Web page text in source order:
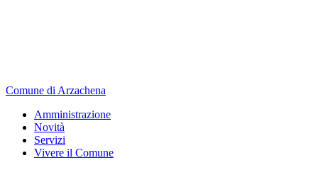
Comune di Arzachena
Amministrazione
Novità
Servizi
Vivere il Comune